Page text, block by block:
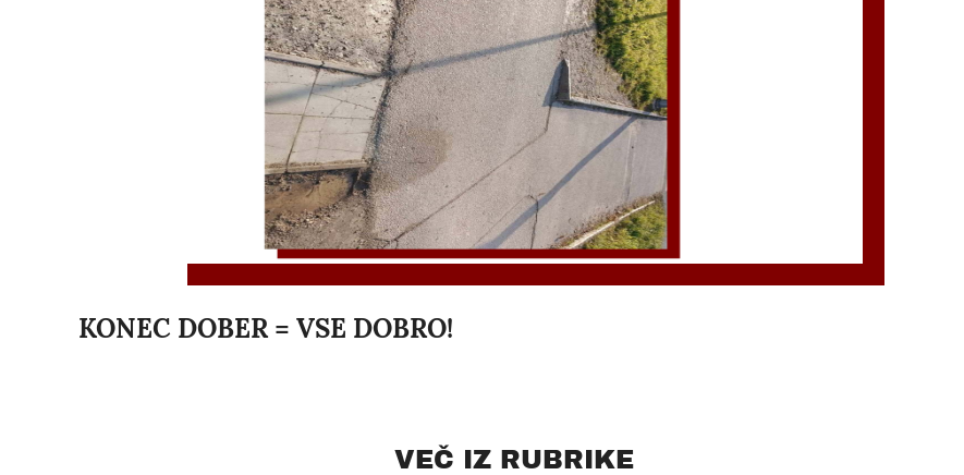
KONEC DOBER = VSE DOBRO!
VEČ IZ RUBRIKE